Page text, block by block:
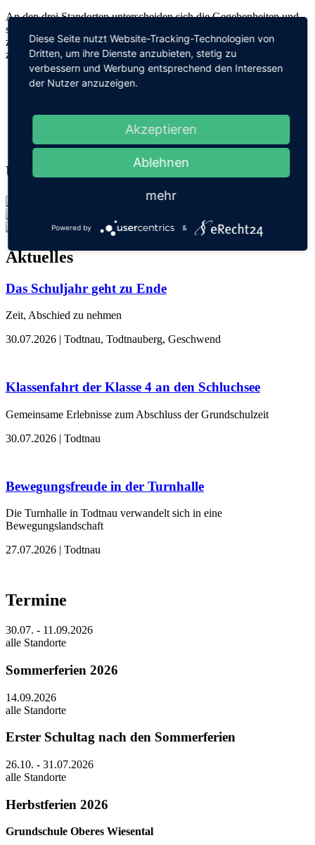
An den drei Standorten unterscheiden sich die Gegebenheiten und
somit auch die Unterrichtskonzepte und Arbeitsweisen.
zertifizierte Naturpark-Schule verbinden uns Schwerpunktthemen
zur Region Südschwarzwald, die wir leben und gestalten.
Unsere Standorte
Aktuelles
Das Schuljahr geht zu Ende
Zeit, Abschied zu nehmen
30.07.2026 | Todtnau, Todtnauberg, Geschwend
Klassenfahrt der Klasse 4 an den Schluchsee
Gemeinsame Erlebnisse zum Abschluss der Grundschulzeit
30.07.2026 | Todtnau
Bewegungsfreude in der Turnhalle
Die Turnhalle in Todtnau verwandelt sich in eine
Bewegungslandschaft
27.07.2026 | Todtnau
Termine
30.07. - 11.09.2026
alle Standorte
Sommerferien 2026
14.09.2026
alle Standorte
Erster Schultag nach den Sommerferien
26.10. - 31.07.2026
alle Standorte
Herbstferien 2026
Grundschule Oberes Wiesental
Diese Seite nutzt Website-Tracking-Technologien von
Dritten, um ihre Dienste anzubieten, stetig zu
verbessern und Werbung entsprechend den Interessen
der Nutzer anzuzeigen.
Akzeptieren
Ablehnen
mehr
Powered by &